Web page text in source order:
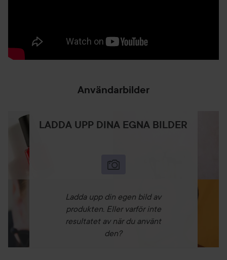
Användarbilder
LADDA UPP DINA EGNA BILDER
Ladda upp din egen bild av
produkten. Eller varför inte
resultatet av när du använt
den?